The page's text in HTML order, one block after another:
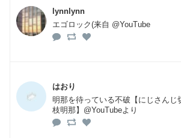
lynnlynn
エゴロック(来自 @YouTube
はおり
明那を待っている不破【にじさんじ
枝明那】@YouTubeより